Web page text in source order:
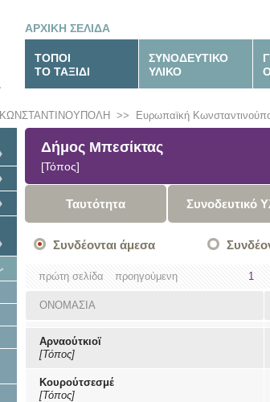
ΑΡΧΙΚΗ ΣΕΛΙΔΑ
ΤΟΠΟΙ
ΤΟ ΤΑΞΙΔΙ
ΣΥΝΟΔΕΥΤΙΚΟ
ΥΛΙΚΟ
ΚΩΝΣΤΑΝΤΙΝΟΥΠΟΛΗ >> Ευρωπαϊκή
Δήμος Μπεσίκτας
[Τόπος]
Ταυτότητα Συνοδευτικό
Συνδέονται άμεσα
πρώτη σελίδα προηγούμενη 1
ΟΝΟΜΑΣΙΑ
Αρναούτκιοϊ
[Τόπος]
Κουρούτσεσμέ
[Τόπος]